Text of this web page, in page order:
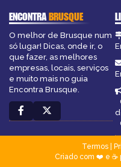
ENCONTRABRUSQUE
O melhor de Brusque num
só lugar! Dicas, onde ir, o
que fazer, as melhores
empresas, locais, serviços
e muito mais no guia
Encontra Brusque.
Termos|
Criado com ❤️ e ☕